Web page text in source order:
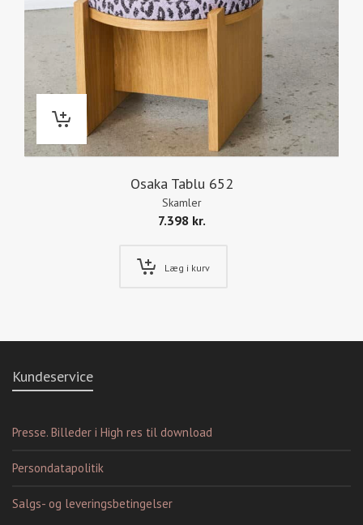
Osaka Tablu 652
Skamler
7.398 kr.
Læg i kurv
Kundeservice
Presse. Billeder i High res til download
Persondatapolitik
Salgs- og leveringsbetingelser